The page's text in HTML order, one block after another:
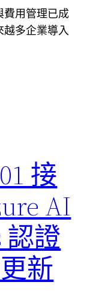
費用管理已成
多企業導入
接
AI
認證
新